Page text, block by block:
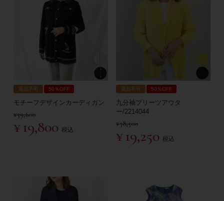
返品不可 50％OFF
モチーフデザインカーディガン
¥39,600
¥ 19,800 税込
返品不可 50％OFF
九分袖プリーツアウタ
ー/2214044
¥38,500
¥ 19,250 税込